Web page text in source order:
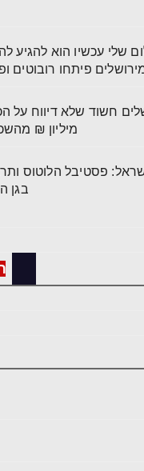
שלי עכשיו הוא להגיע
פיתחו רובוטים
מיליון ₪ מהשכרה
פסטיבל הלוטוס
בגן